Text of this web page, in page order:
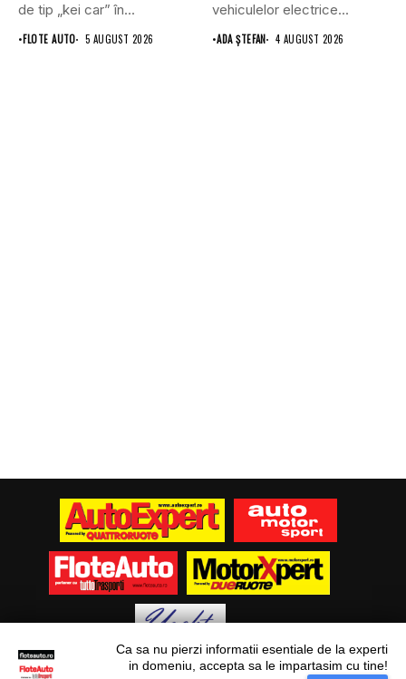
de tip „kei car” în...
•FLOTE AUTO 5 AUGUST 2026
vehiculelor electrice...
•ADA ȘTEFAN 4 AUGUST 2026
Ca sa nu pierzi informatii esentiale de la experti
in domeniu, accepta sa le impartasim cu tine!